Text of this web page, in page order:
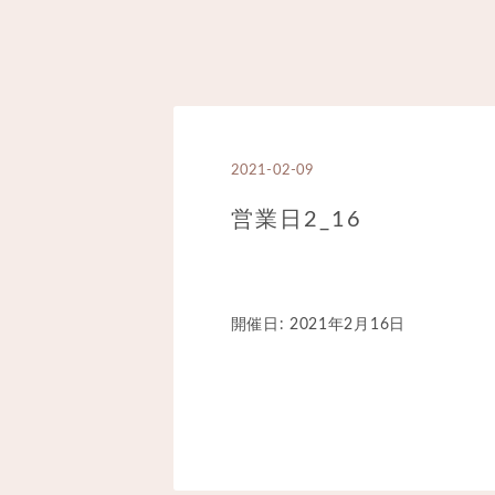
2021-02-09
営業日2_16
開催日: 2021年2月16日